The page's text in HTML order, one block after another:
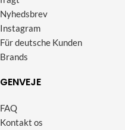
Nyhedsbrev
Instagram
Für deutsche Kunden
Brands
GENVEJE
FAQ
Kontakt os